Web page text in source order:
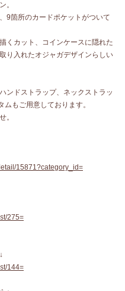
。
9箇所のカードポケットがついて
くカット、コインケースに隠れた
り入れたオジャガデザインらしい
ンドストラップ、ネックストラッ
もご用意しております。
。
15871?category_id=
275=
144=